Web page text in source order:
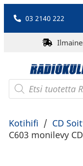
03 2140 222
Kotihifi / CD
C603 monilevy